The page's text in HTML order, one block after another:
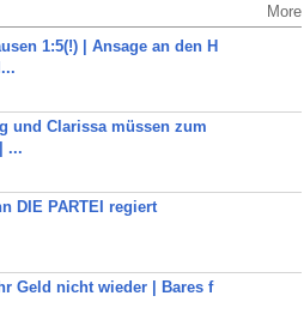
More
1:5(!) | Ansage an den H
und Clarissa müssen zum
...
DIE PARTEI regiert
Geld nicht wieder | Bares f